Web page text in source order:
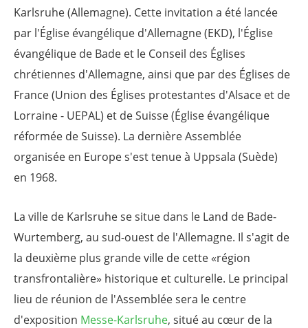
Karlsruhe (Allemagne). Cette invitation a été lancée
par l'Église évangélique d'Allemagne (EKD), l'Église
évangélique de Bade et le Conseil des Églises
chrétiennes d'Allemagne, ainsi que par des Églises de
France (Union des Églises protestantes d'Alsace et de
Lorraine - UEPAL) et de Suisse (Église évangélique
réformée de Suisse). La dernière Assemblée
organisée en Europe s'est tenue à Uppsala (Suède)
en 1968.
La ville de Karlsruhe se situe dans le Land de Bade-
Wurtemberg, au sud-ouest de l'Allemagne. Il s'agit de
la deuxième plus grande ville de cette «région
transfrontalière» historique et culturelle. Le principal
lieu de réunion de l'Assemblée sera le centre
d'exposition Messe-Karlsruhe, situé au cœur de la